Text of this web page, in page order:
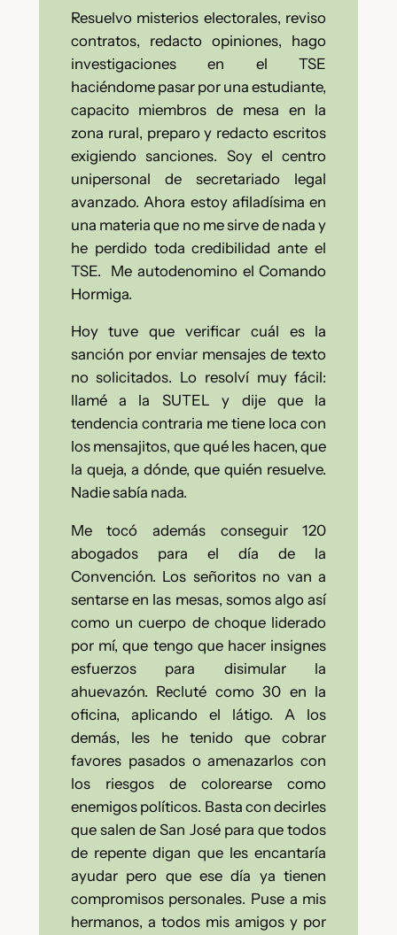
Resuelvo misterios electorales, reviso
contratos, redacto opiniones, hago
investigaciones en el TSE
haciéndome pasar por una estudiante,
capacito miembros de mesa en la
zona rural, preparo y redacto escritos
exigiendo sanciones. Soy el centro
unipersonal de secretariado legal
avanzado. Ahora estoy afiladísima en
una materia que no me sirve de nada y
he perdido toda credibilidad ante el
TSE. Me autodenomino el Comando
Hormiga.
Hoy tuve que verificar cuál es la
sanción por enviar mensajes de texto
no solicitados. Lo resolví muy fácil:
llamé a la SUTEL y dije que la
tendencia contraria me tiene loca con
los mensajitos, que qué les hacen, que
la queja, a dónde, que quién resuelve.
Nadie sabía nada.
Me tocó además conseguir 120
abogados para el día de la
Convención. Los señoritos no van a
sentarse en las mesas, somos algo así
como un cuerpo de choque liderado
por mí, que tengo que hacer insignes
esfuerzos para disimular la
ahuevazón. Recluté como 30 en la
oficina, aplicando el látigo. A los
demás, les he tenido que cobrar
favores pasados o amenazarlos con
los riesgos de colorearse como
enemigos políticos. Basta con decirles
que salen de San José para que todos
de repente digan que les encantaría
ayudar pero que ese día ya tienen
compromisos personales. Puse a mis
hermanos, a todos mis amigos y por